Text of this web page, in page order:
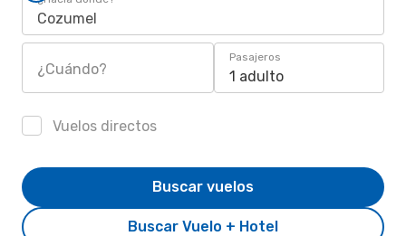
Cozumel
¿Cuándo?
Pasajeros
1 adulto
Vuelos directos
Buscar Vuelo + Hotel
Buscar vuelos